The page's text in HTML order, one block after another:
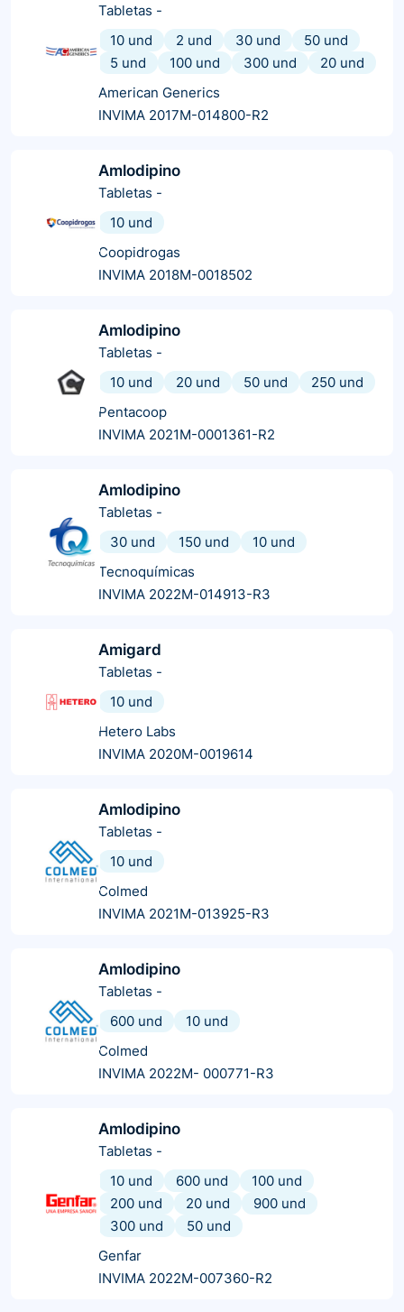
Tabletas -
10 und
2 und 30 und
50 und
5 und
100 und 300 und
20 und
American Generics
INVIMA 2017M-014800-R2
Amlodipino
Tabletas -
10 und
Coopidrogas
INVIMA 2018M-0018502
Amlodipino
Tabletas -
10 und
20 und 50 und
250 und
Pentacoop
INVIMA 2021M-0001361-R2
Amlodipino
Tabletas -
30 und
150 und
10 und
Tecnoquímicas
INVIMA 2022M-014913-R3
Amigard
Tabletas -
10 und
Hetero Labs
INVIMA 2020M-0019614
Amlodipino
Tabletas -
10 und
Colmed
INVIMA 2021M-013925-R3
Amlodipino
Tabletas -
600 und
10 und
Colmed
INVIMA 2022M- 000771-R3
Amlodipino
Tabletas -
10 und
600 und
100 und
200 und
20 und
900 und
300 und
50 und
Genfar
INVIMA 2022M-007360-R2